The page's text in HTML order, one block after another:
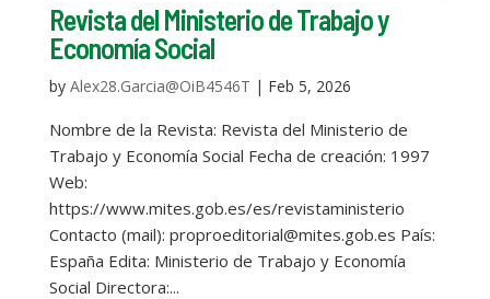
Revista del Ministerio de Trabajo y
Economía Social
by Alex28.Garcia@OiB4546T | Feb 5, 2026
Nombre de la Revista: Revista del Ministerio de
Trabajo y Economía Social Fecha de creación: 1997
Web:
https://www.mites.gob.es/es/revistaministerio
Contacto (mail): proproeditorial@mites.gob.es País:
España Edita: Ministerio de Trabajo y Economía
Social Directora:...